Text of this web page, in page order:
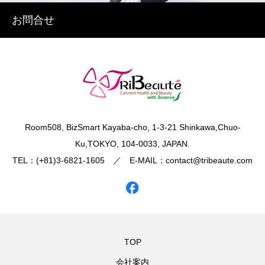
お問合せ
​Room508, BizSmart Kayaba-cho, 1-3-21 Shinkawa,Chuo-
Ku,TOKYO, 104-0033, JAPAN.
TEL：(+81)3-6821-1605 ／ E-MAIL：contact@tribeaute.com
TOP
会社案内